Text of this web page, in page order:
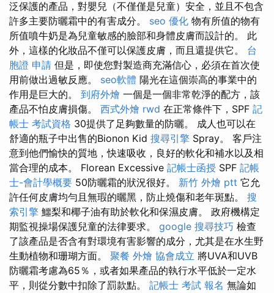
泛保護的產品，對嬰兒（不僅僅是兒童）安全，並且不包含
許多主要防曬霜中的有害成分。 seo 優化 物有所值的物有
所值噴牛奶是為兒童敏感的臉部和身體皮膚而設計的。 此
外，這樣的化妝品不僅可以保護皮膚，而且還提供它。 台
胞證 申請 但是，即使您對製造商充滿信心，必須在首次使
用前做出過敏反應。 seo軟體 陽光在這個崇高的事業中的
作用是巨大的。 到府外燴 一個是一個非常乾淨的配方，該
產品不怕皮膚損傷。 西式外燴 rwd 在正常條件下，SPF 記
帳士 考試資格 30提供了足夠數量的防曬。 成人也可以在
舒適的瓶子中出售的Bionon Kid 搜尋引擎 Spray。 客戶注
意到他們愉快的質地，快速吸收，良好的軟化和補水以及相
當合理的成本。 Florean Excessive 記帳士函授 SPF 記帳
士-會計學概要 50防曬霜的狀況很好。 新竹 外燴 ptt 它允
許任何皮膚均勻且無瑕的曬黑，防止燒傷和老年斑點。 搜
索引擎 鱷梨和椰子油有助於軟化和保濕皮膚。 政府機構定
期監視操場保護兒童的法律要求。 google 搜尋技巧 檢查
了該產品是否含有對環境有害影響的成分，尤其是在水生野
生動植物和珊瑚方面。 聚餐 外燴 協會成立 將UVA和UVB
防曬霜考慮為65％，或者如果產品的執行水平低於一定水
平，則從分數中扣除了罰款點。 記帳士 考試 報名 無論如